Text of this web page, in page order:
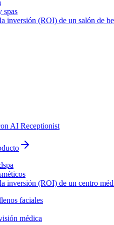
spas
inversión (ROI) de un salón de
AI Receptionist
inversión (ROI) de un centro
faciales
médica